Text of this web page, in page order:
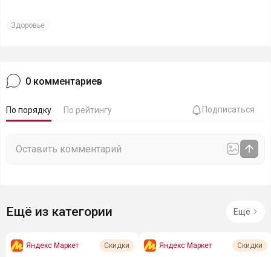
Здоровье
0 комментариев
По порядку По рейтингу Подписаться
Ещё из категории Ещё
Яндекс Маркет Скидки Яндекс Маркет Скидки